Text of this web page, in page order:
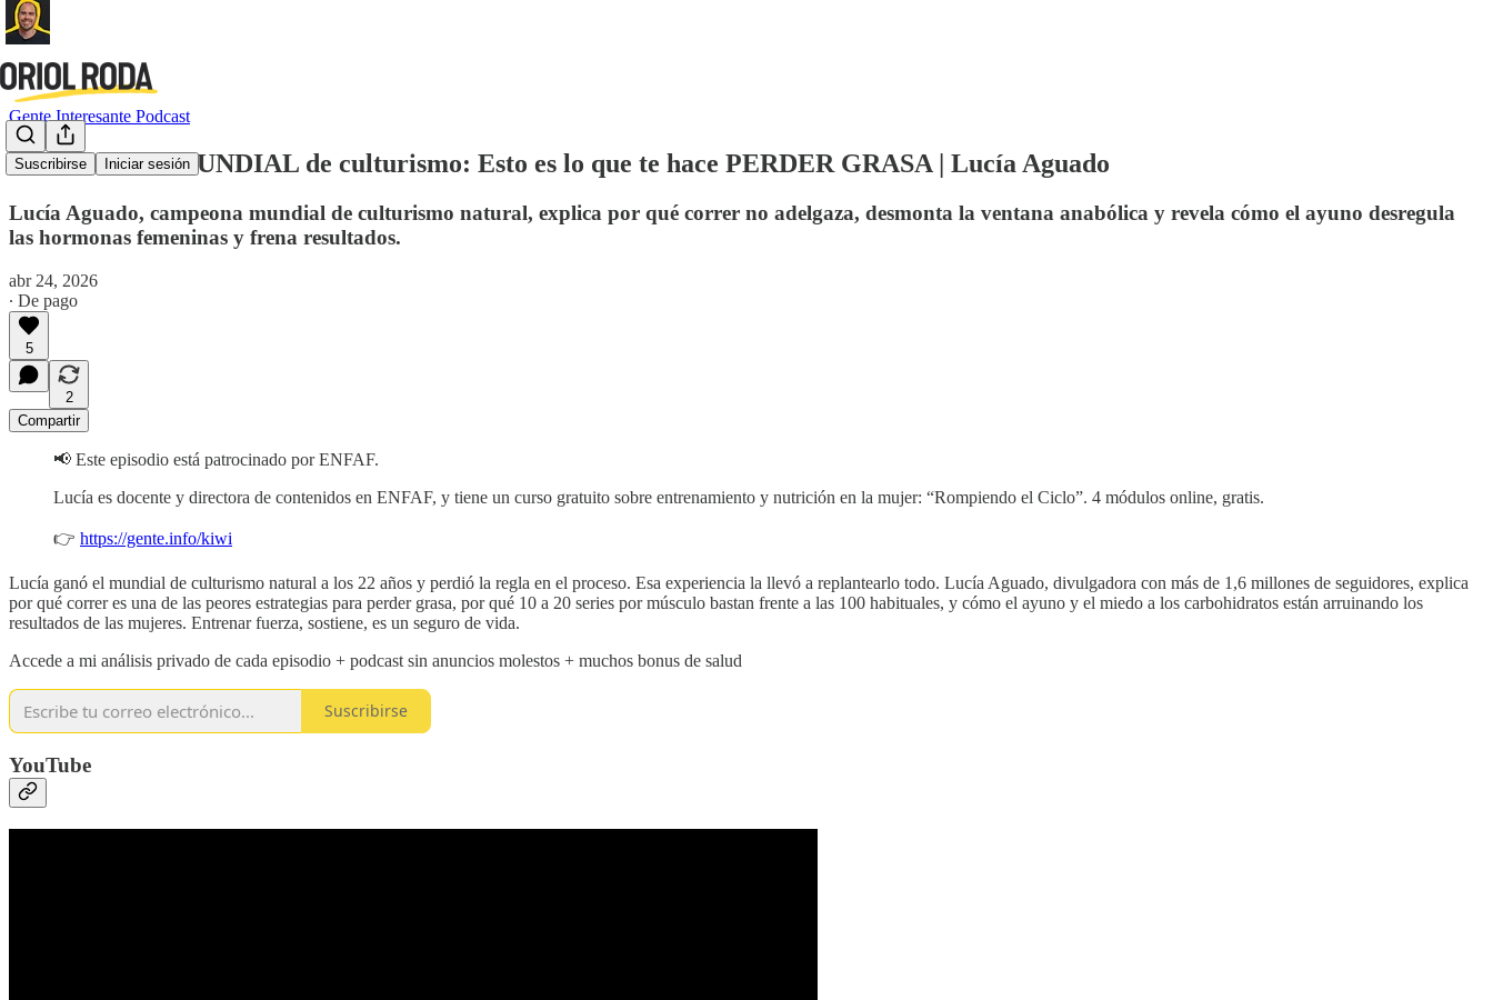
Suscribirse Iniciar sesión
Gente Interesante Podcast
CAMPEONA MUNDIAL de culturismo: Esto es lo que te hace PERDER GRASA | Lucía Aguado
Lucía Aguado, campeona mundial de culturismo natural, explica por qué correr no adelgaza, desmonta la ventana anabólica y revela cómo el ayuno desregula
las hormonas femeninas y frena resultados.
abr 24, 2026
∙ De pago
5
2
Compartir
📢 Este episodio está patrocinado por ENFAF.
Lucía es docente y directora de contenidos en ENFAF, y tiene un curso gratuito sobre entrenamiento y nutrición en la mujer: “Rompiendo el Ciclo”. 4 módulos online, gratis.
👉 https://gente.info/kiwi
Lucía ganó el mundial de culturismo natural a los 22 años y perdió la regla en el proceso. Esa experiencia la llevó a replantearlo todo. Lucía Aguado, divulgadora con más de 1,6 millones de seguidores, explica
por qué correr es una de las peores estrategias para perder grasa, por qué 10 a 20 series por músculo bastan frente a las 100 habituales, y cómo el ayuno y el miedo a los carbohidratos están arruinando los
resultados de las mujeres. Entrenar fuerza, sostiene, es un seguro de vida.
Accede a mi análisis privado de cada episodio + podcast sin anuncios molestos + muchos bonus de salud
Suscribirse
YouTube